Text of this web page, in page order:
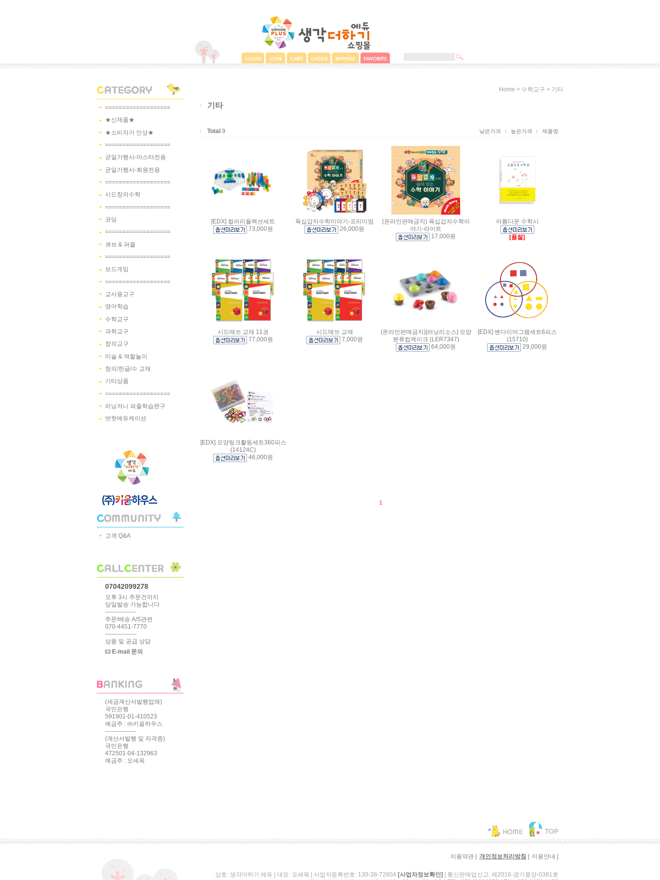
===================
★신제품★
★소비자가 인상★
===================
균일가행사-마스터전용
균일가행사-회원전용
===================
시드창의수학
===================
코딩
===================
큐브 & 퍼즐
===================
보드게임
===================
교사용교구
영어학습
수학교구
과학교구
창의교구
미술 & 역할놀이
창의/한글/수 교재
기타상품
===================
러닝저니 퍼즐학습완구
밧핫에듀케이션
고객 Q&A
07042099278
오후 3시 주문건까지
당일발송 가능합니다
----------------
주문/배송 A/S관련
070-4451-7770
----------------
상품 및 공급 상담
E-mail 문의
(세금계산서발행업체)
국민은행
591901-01-410523
예금주 : ㈜키움하우스
----------------
(계산서발행 및 자격증)
국민은행
472501-04-132963
예금주 : 오세욱
Home > 수학교구 > 기타
기타
Total 9 낮은가격 높은가격 제품명
[EDX] 컬러리플렉션세트
73,000원
육십갑자수학이야기-프리미엄
26,000원
(온라인판매금지) 육십갑자수학이
야기-라이트
17,000원
아름다운 수학시
[품절]
시드매쓰 교재 11권
77,000원
시드매쓰 교재
7,000원
(온라인판매금지)[러닝리소스] 모양
분류컵케이크 (LER7347)
64,000원
[EDX] 벤다이어그램세트6피스
(15710)
29,000원
[EDX] 모양링크활동세트360피스
(14124C)
46,000원
1
이용약관 개인정보처리방침 이용안내
상호: 생각더하기 에듀 | 대표: 오세욱 | 사업자등록번호: 130-38-72604 [사업자정보확인] | 통신판매업신고: 제2016-경기풍양-0381호